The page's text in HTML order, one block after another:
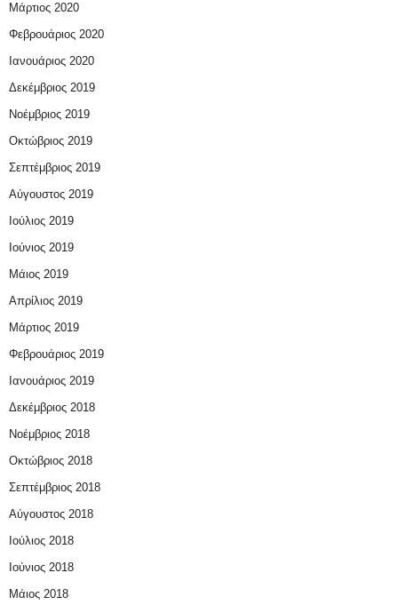
Μάρτιος 2020
Φεβρουάριος 2020
Ιανουάριος 2020
Δεκέμβριος 2019
Νοέμβριος 2019
Οκτώβριος 2019
Σεπτέμβριος 2019
Αύγουστος 2019
Ιούλιος 2019
Ιούνιος 2019
Μάιος 2019
Απρίλιος 2019
Μάρτιος 2019
Φεβρουάριος 2019
Ιανουάριος 2019
Δεκέμβριος 2018
Νοέμβριος 2018
Οκτώβριος 2018
Σεπτέμβριος 2018
Αύγουστος 2018
Ιούλιος 2018
Ιούνιος 2018
Μάιος 2018